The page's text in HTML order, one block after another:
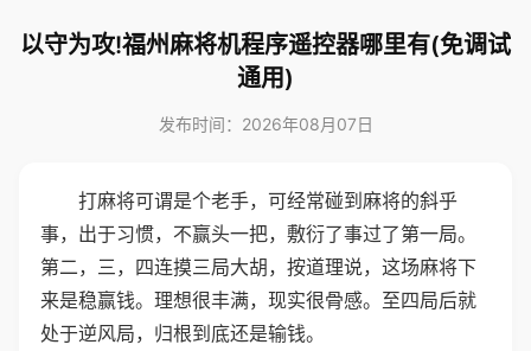
以守为攻!福州麻将机程序遥控器哪里有(免调试
通用)
发布时间：2026年08月07日
打麻将可谓是个老手，可经常碰到麻将的斜乎
事，出于习惯，不赢头一把，敷衍了事过了第一局。
第二，三，四连摸三局大胡，按道理说，这场麻将下
来是稳赢钱。理想很丰满，现实很骨感。至四局后就
处于逆风局，归根到底还是输钱。